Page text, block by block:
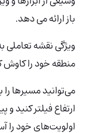
باز ارائه می دهد.
ویژگی نقشه
منطقه خود را
می‌توانید مسیرها
ارتفاع فیلتر کنید
اولویت‌های خود را